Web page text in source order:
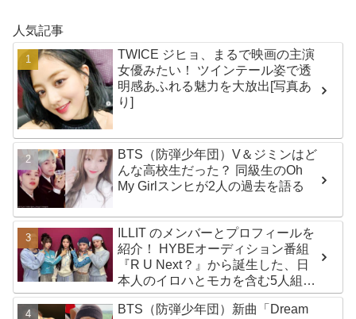
人気記事
TWICE ジヒョ、まるで映画の主演
女優みたい！ ツインテール姿で透
明感あふれる魅力を大放出[写真あ
り]
BTS（防弾少年団）V＆ジミンはど
んな高校生だった？ 同級生のOh
My Girlスンヒが2人の過去を語る
ILLIT のメンバーとプロフィールを
紹介！ HYBEオーディション番組
『R U Next？』から誕生した、日
本人のイロハとモカを含む5人組ガ
ールズグループ！ デビュー曲
「Magnetic」がいきなりの大ヒッ
BTS（防弾少年団）新曲「Dream